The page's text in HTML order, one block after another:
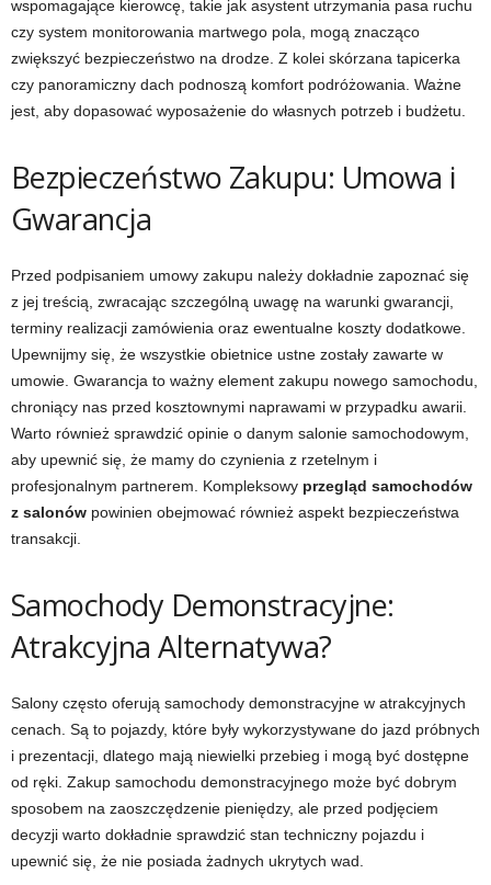
wspomagające kierowcę, takie jak asystent utrzymania pasa ruchu
czy system monitorowania martwego pola, mogą znacząco
zwiększyć bezpieczeństwo na drodze. Z kolei skórzana tapicerka
czy panoramiczny dach podnoszą komfort podróżowania. Ważne
jest, aby dopasować wyposażenie do własnych potrzeb i budżetu.
Bezpieczeństwo Zakupu: Umowa i
Gwarancja
Przed podpisaniem umowy zakupu należy dokładnie zapoznać się
z jej treścią, zwracając szczególną uwagę na warunki gwarancji,
terminy realizacji zamówienia oraz ewentualne koszty dodatkowe.
Upewnijmy się, że wszystkie obietnice ustne zostały zawarte w
umowie. Gwarancja to ważny element zakupu nowego samochodu,
chroniący nas przed kosztownymi naprawami w przypadku awarii.
Warto również sprawdzić opinie o danym salonie samochodowym,
aby upewnić się, że mamy do czynienia z rzetelnym i
profesjonalnym partnerem. Kompleksowy przegląd samochodów
z salonów powinien obejmować również aspekt bezpieczeństwa
transakcji.
Samochody Demonstracyjne:
Atrakcyjna Alternatywa?
Salony często oferują samochody demonstracyjne w atrakcyjnych
cenach. Są to pojazdy, które były wykorzystywane do jazd próbnych
i prezentacji, dlatego mają niewielki przebieg i mogą być dostępne
od ręki. Zakup samochodu demonstracyjnego może być dobrym
sposobem na zaoszczędzenie pieniędzy, ale przed podjęciem
decyzji warto dokładnie sprawdzić stan techniczny pojazdu i
upewnić się, że nie posiada żadnych ukrytych wad.